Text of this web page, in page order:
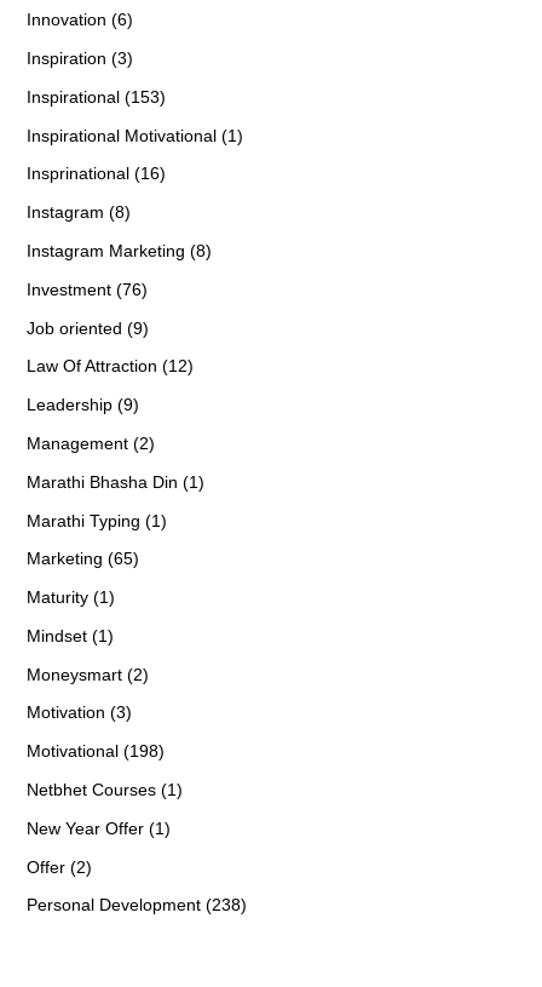
Innovation (6)
Inspiration (3)
Inspirational (153)
Inspirational Motivational (1)
Insprinational (16)
Instagram (8)
Instagram Marketing (8)
Investment (76)
Job oriented (9)
Law Of Attraction (12)
Leadership (9)
Management (2)
Marathi Bhasha Din (1)
Marathi Typing (1)
Marketing (65)
Maturity (1)
Mindset (1)
Moneysmart (2)
Motivation (3)
Motivational (198)
Netbhet Courses (1)
New Year Offer (1)
Offer (2)
Personal Development (238)